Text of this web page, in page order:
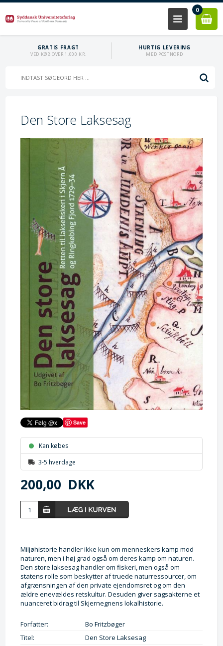
0
GRATIS FRAGT
VED KØB OVER 1.000 KR.
HURTIG LEVERING
MED POSTNORD
Den Store Laksesag
Save
Kan købes
3-5 hverdage
200,00 DKK
Miljøhistorie handler ikke kun om menneskers kamp mod
naturen, men i høj grad også om deres kamp om naturen.
Den store laksesag handler om fiskeri, men også om
statens rolle som beskytter af truede naturressourcer, om
afgrænsningen af den private ejendomsret og om den
ældre enevældes retskultur. Desuden giver sagsakterne et
nuanceret bidrag til Skjernegnens lokalhistorie.
Forfatter:
Bo Fritzbøger
Titel:
Den Store Laksesag